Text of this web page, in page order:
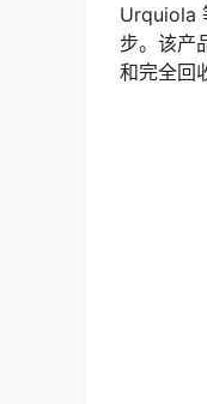
Urquiola
步。该产
和完全回